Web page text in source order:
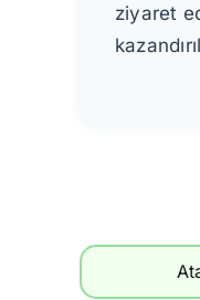
ziyaret